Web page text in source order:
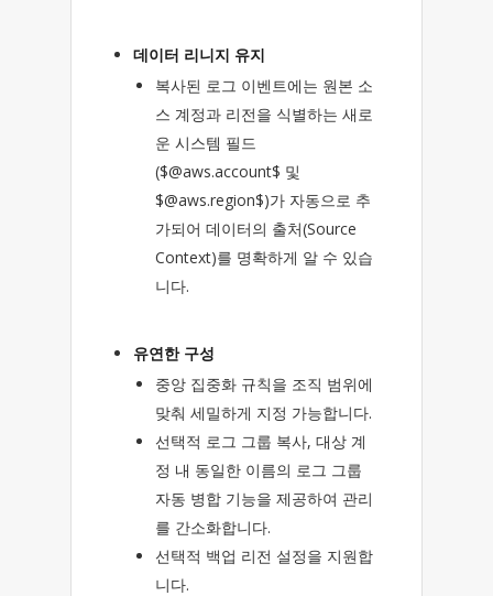
데이터 리니지 유지
복사된 로그 이벤트에는 원본 소
스 계정과 리전을 식별하는 새로
운 시스템 필드
($@aws.account$ 및
$@aws.region$)가 자동으로 추
가되어 데이터의 출처(Source
Context)를 명확하게 알 수 있습
니다.
유연한 구성
중앙 집중화 규칙을 조직 범위에
맞춰 세밀하게 지정 가능합니다.
선택적 로그 그룹 복사, 대상 계
정 내 동일한 이름의 로그 그룹
자동 병합 기능을 제공하여 관리
를 간소화합니다.
선택적 백업 리전 설정을 지원합
니다.